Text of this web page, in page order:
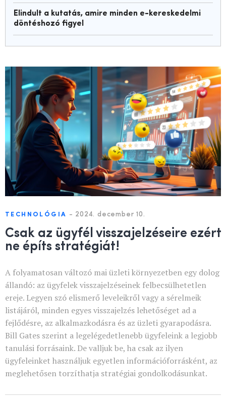
Elindult a kutatás, amire minden e-kereskedelmi
döntéshozó figyel
TECHNOLÓGIA - 2024. december 10.
Csak az ügyfél visszajelzéseire ezért
ne építs stratégiát!
A folyamatosan változó mai üzleti környezetben egy dolog
állandó: az ügyfelek visszajelzéseinek felbecsülhetetlen
ereje. Legyen szó elismerő leveleikről vagy a sérelmeik
listájáról, minden egyes visszajelzés lehetőséget ad a
fejlődésre, az alkalmazkodásra és az üzleti gyarapodásra.
Bill Gates szerint a legelégedetlenebb ügyfeleink a legjobb
tanulási forrásaink. De valljuk be, ha csak az ilyen
ügyfeleinket használjuk egyetlen információforrásként, az
meglehetősen torzíthatja stratégiai gondolkodásunkat.